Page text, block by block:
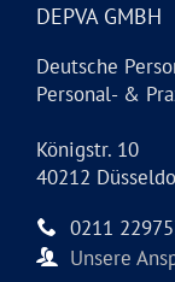
DEPVA GMBH
Deutsche
Personal- &
Königstr. 10
40212
0211
Unsere